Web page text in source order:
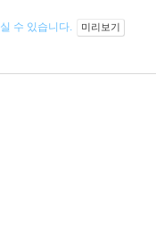
수 있습니다. 미리보기